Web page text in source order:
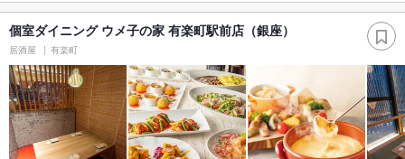
個室ダイニング ウメ子の家 有楽町駅前店（銀座）
居酒屋 有楽町